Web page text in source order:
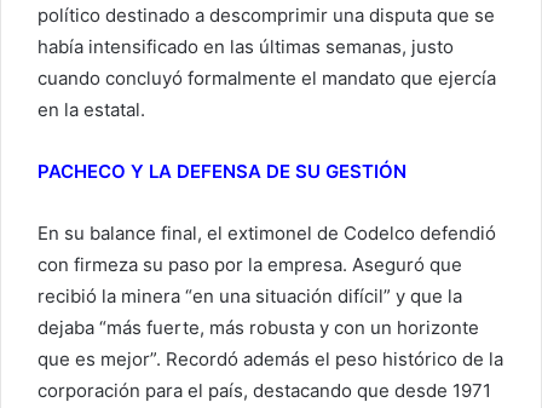
político destinado a descomprimir una disputa que se
había intensificado en las últimas semanas, justo
cuando concluyó formalmente el mandato que ejercía
en la estatal.
PACHECO Y LA DEFENSA DE SU GESTIÓN
En su balance final, el extimonel de Codelco defendió
con firmeza su paso por la empresa. Aseguró que
recibió la minera “en una situación difícil” y que la
dejaba “más fuerte, más robusta y con un horizonte
que es mejor”. Recordó además el peso histórico de la
corporación para el país, destacando que desde 1971